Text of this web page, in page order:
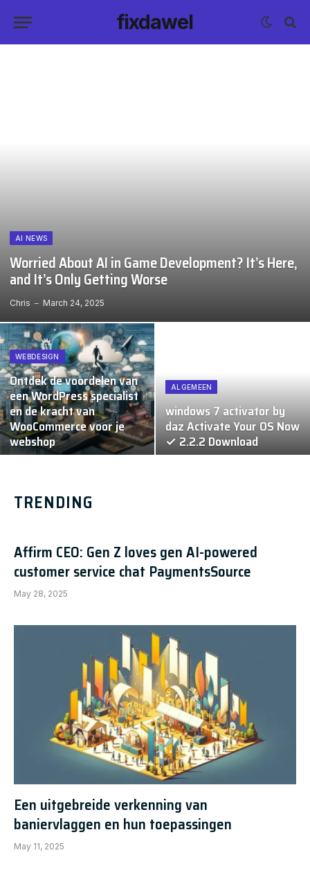
fixdawel
AI NEWS
Worried About AI in Game Development? It’s Here,
and It’s Only Getting Worse
Chris March 24, 2025
WEBDESIGN
Ontdek de voordelen van
een WordPress specialist
en de kracht van
WooCommerce voor je
webshop
ALGEMEEN
windows 7 activator by
daz Activate Your OS Now
✓ 2.2.2 Download
TRENDING
Affirm CEO: Gen Z loves gen AI-powered
customer service chat PaymentsSource
May 28, 2025
Een uitgebreide verkenning van
baniervlaggen en hun toepassingen
May 11, 2025